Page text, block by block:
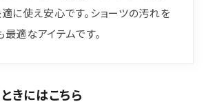
に使え安心です。ショーツの汚れを
適なアイテムです。
きにはこちら